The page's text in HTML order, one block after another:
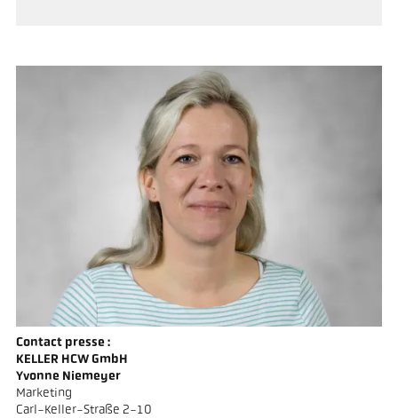
Contact presse :
KELLER HCW GmbH
Yvonne Niemeyer
Marketing
Carl-Keller-Straße 2-10